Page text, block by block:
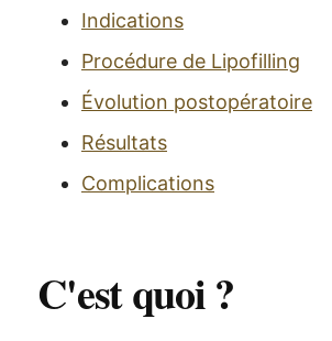
Indications
Procédure de Lipofilling
Évolution postopératoire
Résultats
Complications
C'est quoi ?